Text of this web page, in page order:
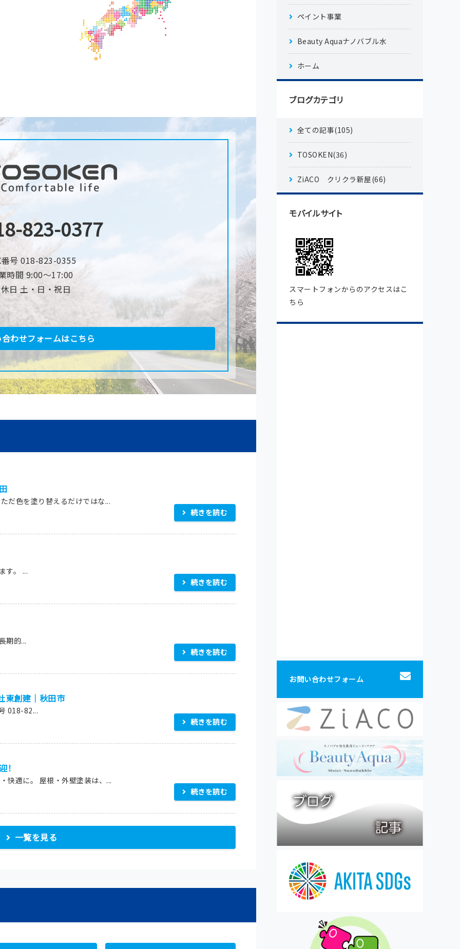
823-0377
番号 018-823-0355
時間 9:00〜17:00
日 土・日・祝日
わせフォームはこちら
だ色を塗り替えるだけではな...
続きを読む
す。 ...
続きを読む
期的...
続きを読む
東創建｜秋田市
018-82...
続きを読む
！
快適に。 屋根・外壁塗装は、...
続きを読む
一覧を見る
ペイント事業
Beauty Aquaナノバブル水
ホーム
ブログカテゴリ
全ての記事(105)
TOSOKEN(36)
ZiACO クリクラ新屋(66)
モバイルサイト
スマートフォンからのアクセスはこ
ちら
お問い合わせフォーム